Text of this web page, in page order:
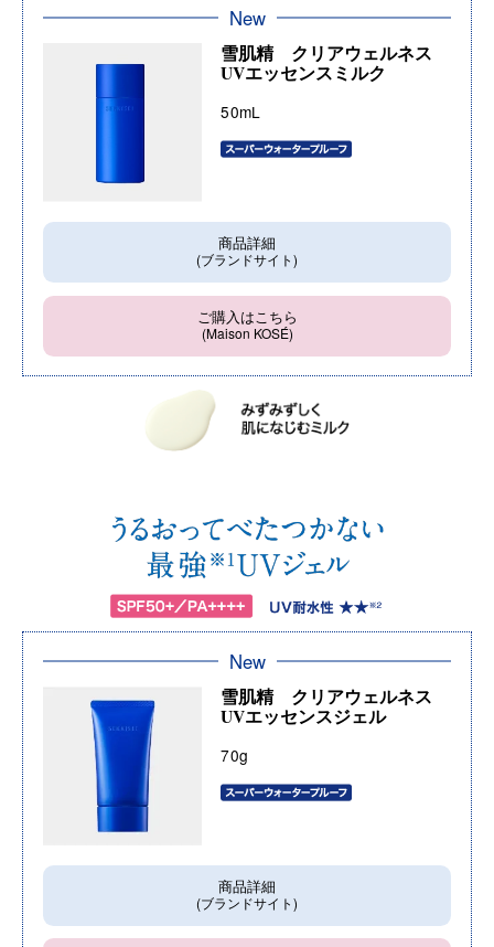
New
雪肌精 クリアウェルネス
UVエッセンスミルク
50mL
商品詳細
(ブランドサイト)
ご購入はこちら
(Maison KOSÉ)
New
雪肌精 クリアウェルネス
UVエッセンスジェル
70g
商品詳細
(ブランドサイト)